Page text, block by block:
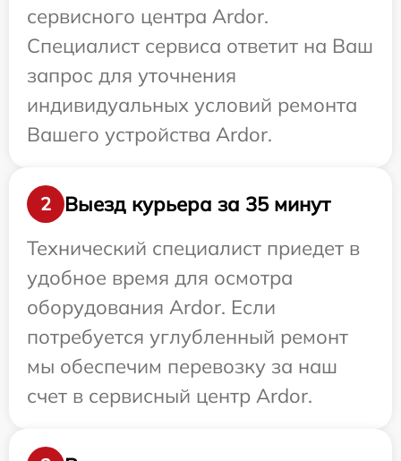
сервисного центра Ardor.
Специалист сервиса ответит на Ваш
запрос для уточнения
индивидуальных условий ремонта
Вашего устройства Ardor.
2
Выезд курьера за 35 минут
Технический специалист приедет в
удобное время для осмотра
оборудования Ardor. Если
потребуется углубленный ремонт
мы обеспечим перевозку за наш
счет в сервисный центр Ardor.